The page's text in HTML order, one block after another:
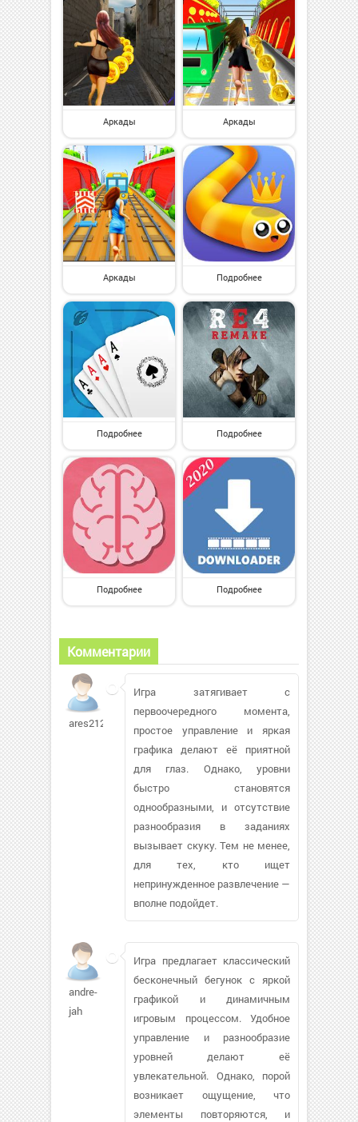
Аркады Аркады
Аркады Подробнее
Подробнее Подробнее
Подробнее Подробнее
Комментарии
ares21274
Игра затягивает с
первоочередного момента,
простое управление и яркая
графика делают её приятной
для глаз. Однако, уровни
быстро становятся
однообразными, и отсутствие
разнообразия в заданиях
вызывает скуку. Тем не менее,
для тех, кто ищет
непринужденное развлечение —
вполне подойдет.
andre-
jah
Игра предлагает классический
бесконечный бегунок с яркой
графикой и динамичным
игровым процессом. Удобное
управление и разнообразие
уровней делают её
увлекательной. Однако, порой
возникает ощущение, что
элементы повторяются, и